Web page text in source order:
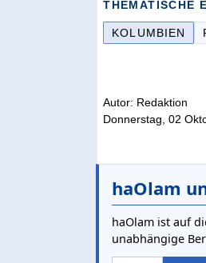
THEMATISCHE
KOLUMBIEN
Autor: Redaktion
Donnerstag, 02
haOlam
haOlam ist auf
unabhängige